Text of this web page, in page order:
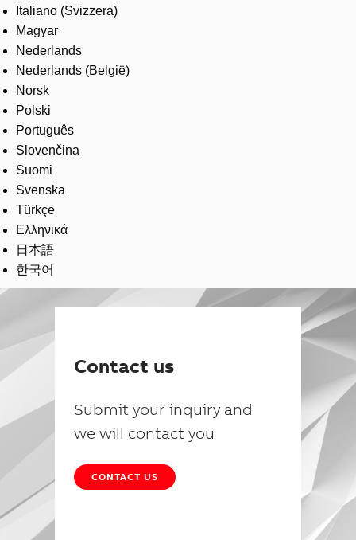
Italiano (Svizzera)
Magyar
Nederlands
Nederlands (België)
Norsk
Polski
Português
Slovenčina
Suomi
Svenska
Türkçe
Ελληνικά
日本語
한국어
Contact us
Submit your inquiry and
we will contact you
CONTACT US